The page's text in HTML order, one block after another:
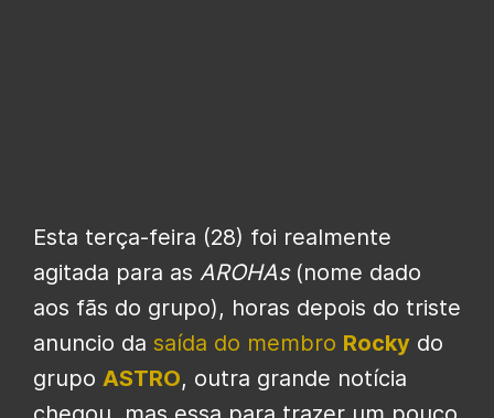
Esta terça-feira (28) foi realmente
agitada para as AROHAs(nome dado
aos fãs do grupo), horas depois do triste
anuncio da saída do membro Rocky do
grupo ASTRO, outra grande notícia